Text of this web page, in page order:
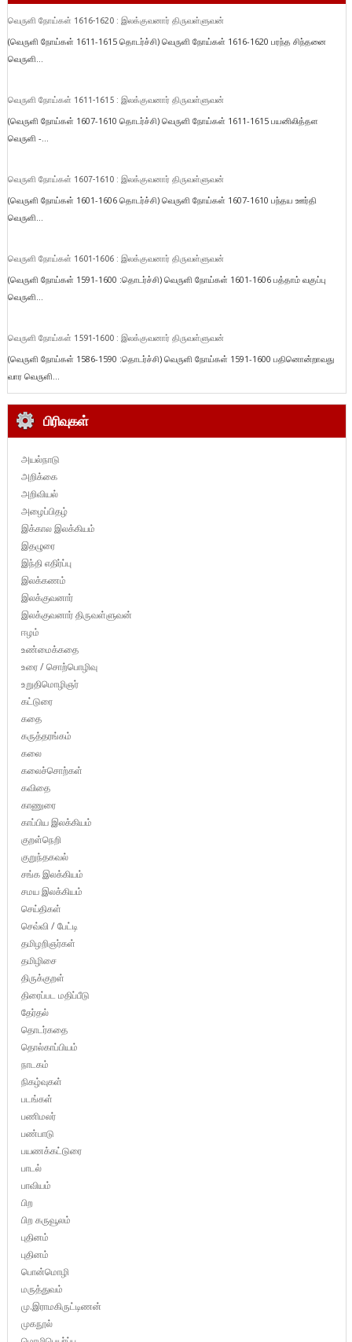
வெருளி நோய்கள் 1616-1620 : இலக்குவனார் திருவள்ளுவன்
(வெருளி நோய்கள் 1611-1615 தொடர்ச்சி) வெருளி நோய்கள் 1616-1620 பரந்த சிந்தனை
வெருளி...
வெருளி நோய்கள் 1611-1615 : இலக்குவனார் திருவள்ளுவன்
(வெருளி நோய்கள் 1607-1610 தொடர்ச்சி) வெருளி நோய்கள் 1611-1615 பயனிலித்தள
வெருளி -...
வெருளி நோய்கள் 1607-1610 : இலக்குவனார் திருவள்ளுவன்
(வெருளி நோய்கள் 1601-1606 தொடர்ச்சி) வெருளி நோய்கள் 1607-1610 பந்தய ஊர்தி
வெருளி...
வெருளி நோய்கள் 1601-1606 : இலக்குவனார் திருவள்ளுவன்
(வெருளி நோய்கள் 1591-1600 :தொடர்ச்சி) வெருளி நோய்கள் 1601-1606 பத்தாம் வகுப்பு
வெருளி...
வெருளி நோய்கள் 1591-1600 : இலக்குவனார் திருவள்ளுவன்
(வெருளி நோய்கள் 1586-1590 :தொடர்ச்சி) வெருளி நோய்கள் 1591-1600 பதினொன்றாவது
வார வெருளி...
பிரிவுகள்
அயல்நாடு
அறிக்கை
அறிவியல்
அழைப்பிதழ்
இக்கால இலக்கியம்
இதழுரை
இந்தி எதிர்ப்பு
இலக்கணம்
இலக்குவனார்
இலக்குவனார் திருவள்ளுவன்
ஈழம்
உண்மைக்கதை
உரை / சொற்பொழிவு
உறுதிமொழிஞர்
கட்டுரை
கதை
கருத்தரங்கம்
கலை
கலைச்சொற்கள்
கவிதை
காணுரை
காப்பிய இலக்கியம்
குறள்நெறி
குறுந்தகவல்
சங்க இலக்கியம்
சமய இலக்கியம்
செய்திகள்
செவ்வி / பேட்டி
தமிழறிஞர்கள்
தமிழிசை
திருக்குறள்
திரைப்பட மதிப்பீடு
தேர்தல்
தொடர்கதை
தொல்காப்பியம்
நாடகம்
நிகழ்வுகள்
படங்கள்
பணிமலர்
பண்பாடு
பயணக்கட்டுரை
பாடல்
பாவியம்
பிற
பிற கருவூலம்
புதினம்
புதினம்
பொன்மொழி
மருத்துவம்
மு.இராமகிருட்டிணன்
முகநூல்